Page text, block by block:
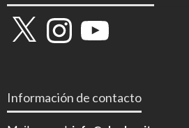
X InstagramYouTube
Información de contacto